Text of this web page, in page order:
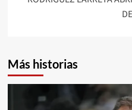
Más historias